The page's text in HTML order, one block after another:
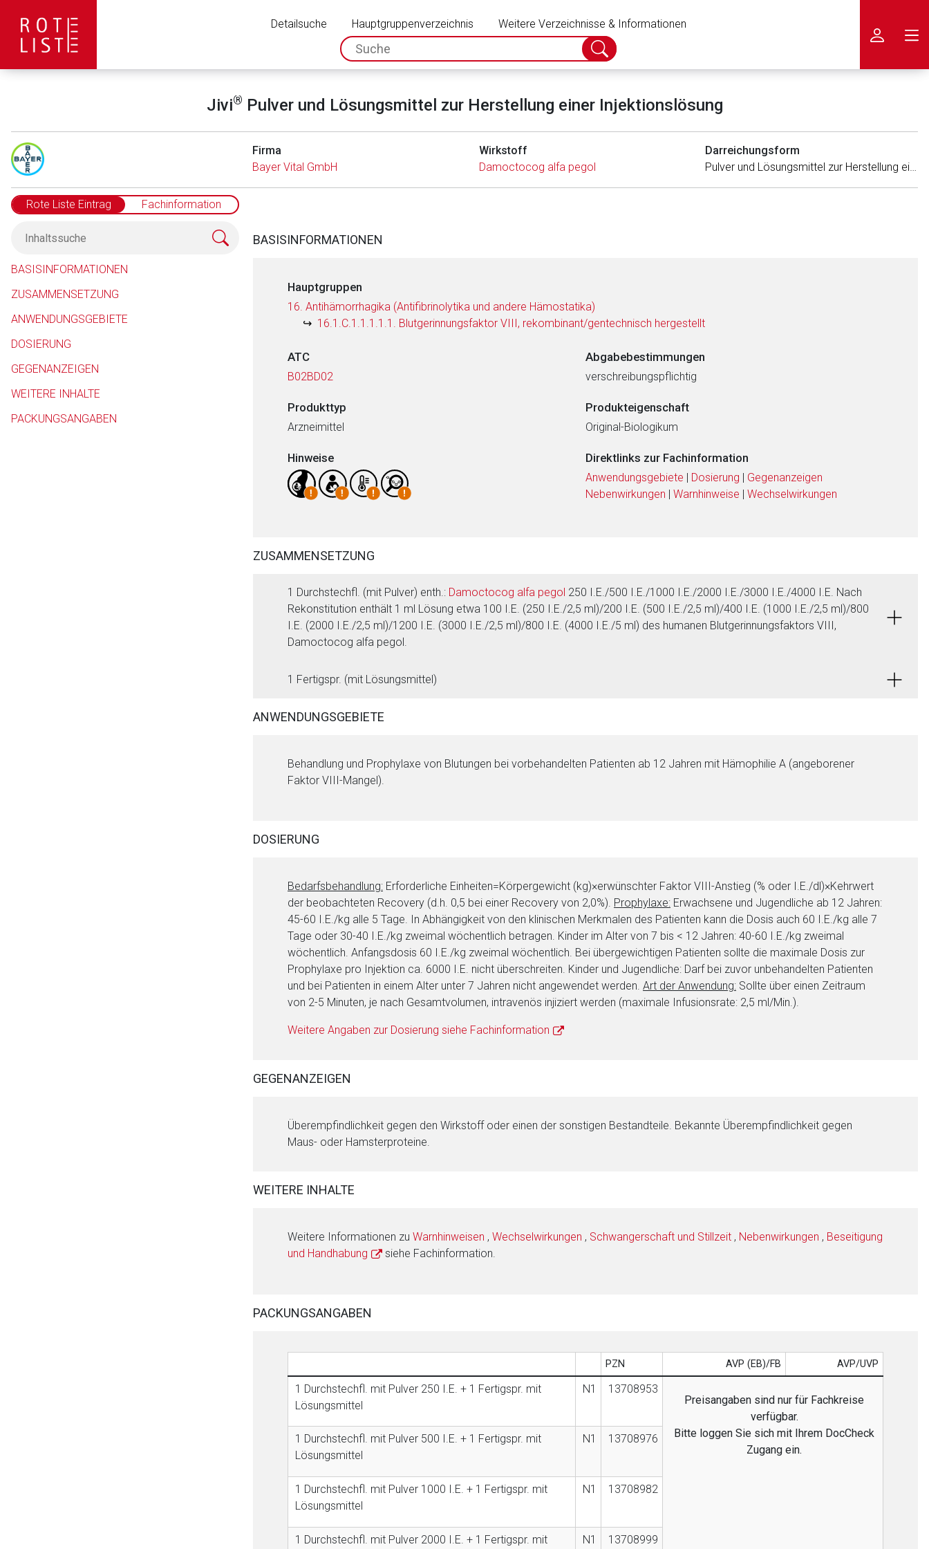
Detailsuche Hauptgruppenverzeichnis
Weitere Verzeichnisse & Informationen
spc.search.input.placeholder
Suche
abschicken
Jivi® Pulver und Lösungsmittel zur Herstellung einer Injektionslösung
Firma
Bayer Vital GmbH
Wirkstoff
Damoctocog alfa pegol
Darreichungsform
Pulver und Lösungsmittel zur Herstellung einer Injektionslösung
Rote Liste Eintrag Fachinformation
BASISINFORMATIONEN
ZUSAMMENSETZUNG
ANWENDUNGSGEBIETE
DOSIERUNG
GEGENANZEIGEN
WEITERE INHALTE
PACKUNGSANGABEN
BASISINFORMATIONEN
Hauptgruppen
16. Antihämorrhagika (Antifibrinolytika und andere Hämostatika)
16.1.C.1.1.1.1.1. Blutgerinnungsfaktor VIII, rekombinant/gentechnisch hergestellt
ATC
B02BD02
Abgabebestimmungen
verschreibungspflichtig
Produkttyp
Arzneimittel
Produkteigenschaft
Original-Biologikum
Hinweise Direktlinks zur Fachinformation
Anwendungsgebiete | Dosierung | Gegenanzeigen
Nebenwirkungen | Warnhinweise | Wechselwirkungen
ZUSAMMENSETZUNG
1 Durchstechfl. (mit Pulver) enth.: Damoctocog alfa pegol 250 I.E./500 I.E./1000 I.E./2000 I.E./3000 I.E./4000 I.E. Nach
Rekonstitution enthält 1 ml Lösung etwa 100 I.E. (250 I.E./2,5 ml)/200 I.E. (500 I.E./2,5 ml)/400 I.E. (1000 I.E./2,5 ml)/800
I.E. (2000 I.E./2,5 ml)/1200 I.E. (3000 I.E./2,5 ml)/800 I.E. (4000 I.E./5 ml) des humanen Blutgerinnungsfaktors VIII,
Damoctocog alfa pegol.
1 Fertigspr. (mit Lösungsmittel)
ANWENDUNGSGEBIETE
Behandlung und Prophylaxe von Blutungen bei vorbehandelten Patienten ab 12 Jahren mit Hämophilie A (angeborener
Faktor VIII-Mangel).
DOSIERUNG
Bedarfsbehandlung: Erforderliche Einheiten=Körpergewicht (kg)×erwünschter Faktor VIII-Anstieg (% oder I.E./dl)×Kehrwert
der beobachteten Recovery (d.h. 0,5 bei einer Recovery von 2,0%). Prophylaxe: Erwachsene und Jugendliche ab 12 Jahren:
45-60 I.E./kg alle 5 Tage. In Abhängigkeit von den klinischen Merkmalen des Patienten kann die Dosis auch 60 I.E./kg alle 7
Tage oder 30-40 I.E./kg zweimal wöchentlich betragen. Kinder im Alter von 7 bis < 12 Jahren: 40-60 I.E./kg zweimal
wöchentlich. Anfangsdosis 60 I.E./kg zweimal wöchentlich. Bei übergewichtigen Patienten sollte die maximale Dosis zur
Prophylaxe pro Injektion ca. 6000 I.E. nicht überschreiten. Kinder und Jugendliche: Darf bei zuvor unbehandelten Patienten
und bei Patienten in einem Alter unter 7 Jahren nicht angewendet werden. Art der Anwendung: Sollte über einen Zeitraum
von 2-5 Minuten, je nach Gesamtvolumen, intravenös injiziert werden (maximale Infusionsrate: 2,5 ml/Min.).
Weitere Angaben zur Dosierung siehe Fachinformation
GEGENANZEIGEN
Überempfindlichkeit gegen den Wirkstoff oder einen der sonstigen Bestandteile. Bekannte Überempfindlichkeit gegen
Maus- oder Hamsterproteine.
WEITERE INHALTE
Weitere Informationen zu Warnhinweisen , Wechselwirkungen , Schwangerschaft und Stillzeit , Nebenwirkungen , Beseitigung
und Handhabung
siehe Fachinformation.
PACKUNGSANGABEN
PZN AVP (EB)/FB AVP/UVP
1 Durchstechfl. mit Pulver 250 I.E. + 1 Fertigspr. mit
Lösungsmittel
N1
13708953
Preisangaben sind nur für Fachkreise
verfügbar.
Bitte loggen Sie sich mit Ihrem DocCheck
Zugang ein.
1 Durchstechfl. mit Pulver 500 I.E. + 1 Fertigspr. mit
Lösungsmittel
N1 13708976
1 Durchstechfl. mit Pulver 1000 I.E. + 1 Fertigspr. mit
Lösungsmittel
N1 13708982
1 Durchstechfl. mit Pulver 2000 I.E. + 1 Fertigspr. mit N1 13708999
Aufruf einer externen Seite